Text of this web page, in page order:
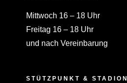
Mittwoch 16 – 18 Uhr
Freitag 16 – 18 Uhr
und nach Vereinbarung
STÜTZPUNKT & STADION